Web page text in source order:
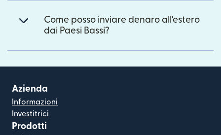
Come posso inviare denaro all'estero
dai Paesi Bassi?
Azienda
Informazioni
Investitrici
Prodotti